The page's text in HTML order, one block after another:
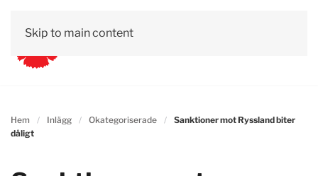
Skip to main content
Hem Inlägg Okategoriserade
Sanktioner mot Ryssland biter
dåligt